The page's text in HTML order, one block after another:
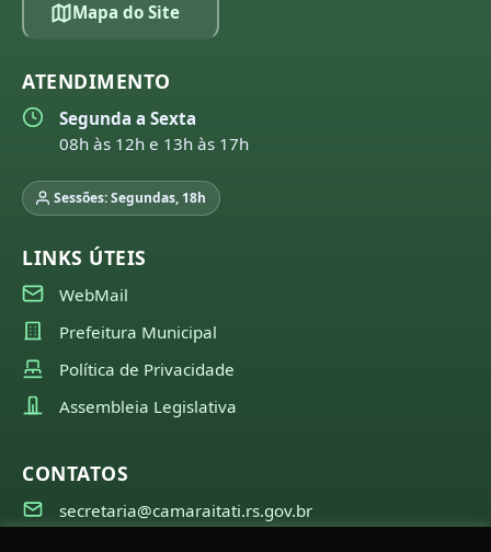
Mapa do Site
ATENDIMENTO
Segunda a Sexta
08h às 12h e 13h às 17h
Sessões: Segundas, 18h
LINKS ÚTEIS
WebMail
Prefeitura Municipal
Política de Privacidade
Assembleia Legislativa
CONTATOS
secretaria@camaraitati.rs.gov.br